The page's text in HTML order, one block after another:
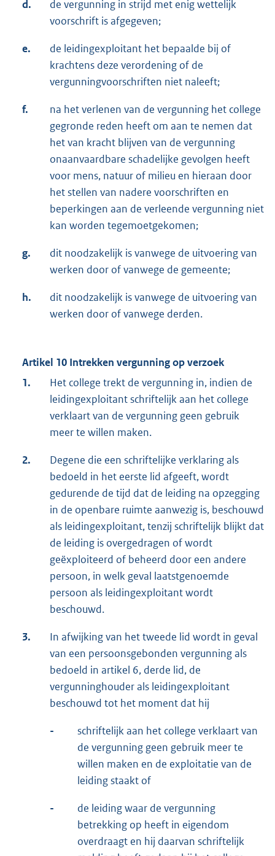
d.
de vergunning in strijd met enig wettelijk
voorschrift is afgegeven;
e.
de leidingexploitant het bepaalde bij of
krachtens deze verordening of de
vergunningvoorschriften niet naleeft;
f.
na het verlenen van de vergunning het college
gegronde reden heeft om aan te nemen dat
het van kracht blijven van de vergunning
onaanvaardbare schadelijke gevolgen heeft
voor mens, natuur of milieu en hieraan door
het stellen van nadere voorschriften en
beperkingen aan de verleende vergunning niet
kan worden tegemoetgekomen;
g.
dit noodzakelijk is vanwege de uitvoering van
werken door of vanwege de gemeente;
h.
dit noodzakelijk is vanwege de uitvoering van
werken door of vanwege derden.
Artikel 10 Intrekken vergunning op verzoek
1.
Het college trekt de vergunning in, indien de
leidingexploitant schriftelijk aan het college
verklaart van de vergunning geen gebruik
meer te willen maken.
2.
Degene die een schriftelijke verklaring als
bedoeld in het eerste lid afgeeft, wordt
gedurende de tijd dat de leiding na opzegging
in de openbare ruimte aanwezig is, beschouwd
als leidingexploitant, tenzij schriftelijk blijkt dat
de leiding is overgedragen of wordt
geëxploiteerd of beheerd door een andere
persoon, in welk geval laatstgenoemde
persoon als leidingexploitant wordt
beschouwd.
3.
In afwijking van het tweede lid wordt in geval
van een persoonsgebonden vergunning als
bedoeld in artikel 6, derde lid, de
vergunninghouder als leidingexploitant
beschouwd tot het moment dat hij
-
schriftelijk aan het college verklaart van
de vergunning geen gebruik meer te
willen maken en de exploitatie van de
leiding staakt of
-
de leiding waar de vergunning
betrekking op heeft in eigendom
overdraagt en hij daarvan schriftelijk